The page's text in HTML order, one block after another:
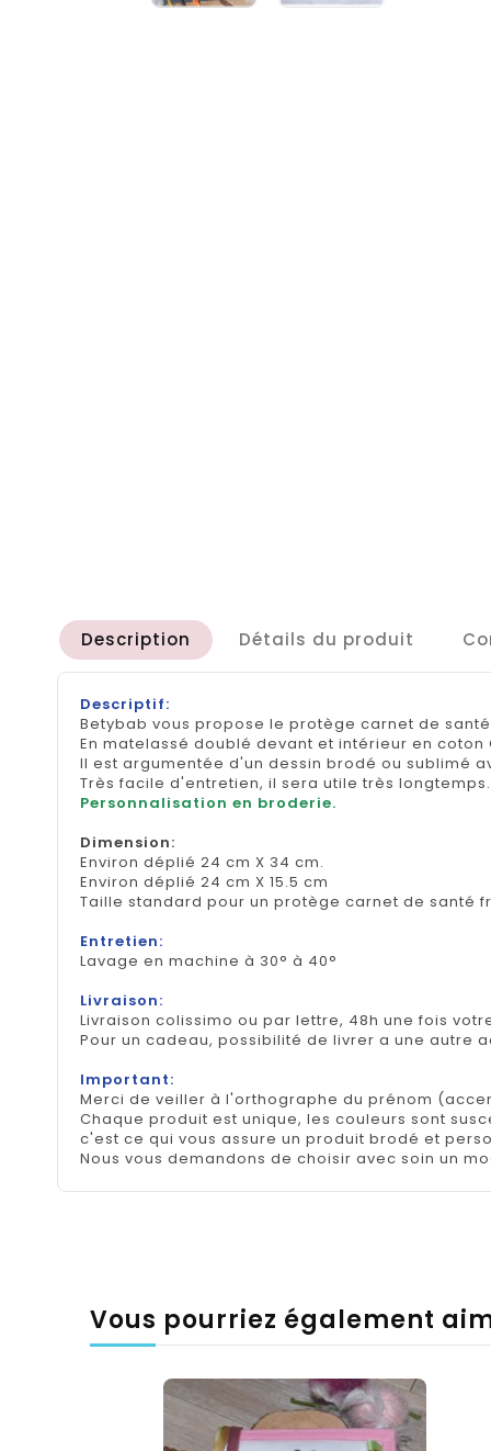
Description Détails du produit
Descriptif:
Betybab vous propose le protège carnet de
En matelassé doublé devant et intérieur en
Il est argumentée d'un dessin brodé ou sublimé
Très facile d'entretien, il sera utile très longtemps.
Personnalisation en broderie.
Dimension:
Environ déplié 24 cm X 34 cm.
Environ déplié 24 cm X 15.5 cm
Taille standard pour un protège carnet de santé
Entretien:
Lavage en machine à 30° à 40°
Livraison:
Livraison colissimo ou par lettre, 48h une fois
Pour un cadeau, possibilité de livrer a une autre
Important:
Merci de veiller à l'orthographe du prénom
Chaque produit est unique, les couleurs sont
c'est ce qui vous assure un produit brodé et
Nous vous demandons de choisir avec soin un
Vous pourriez également